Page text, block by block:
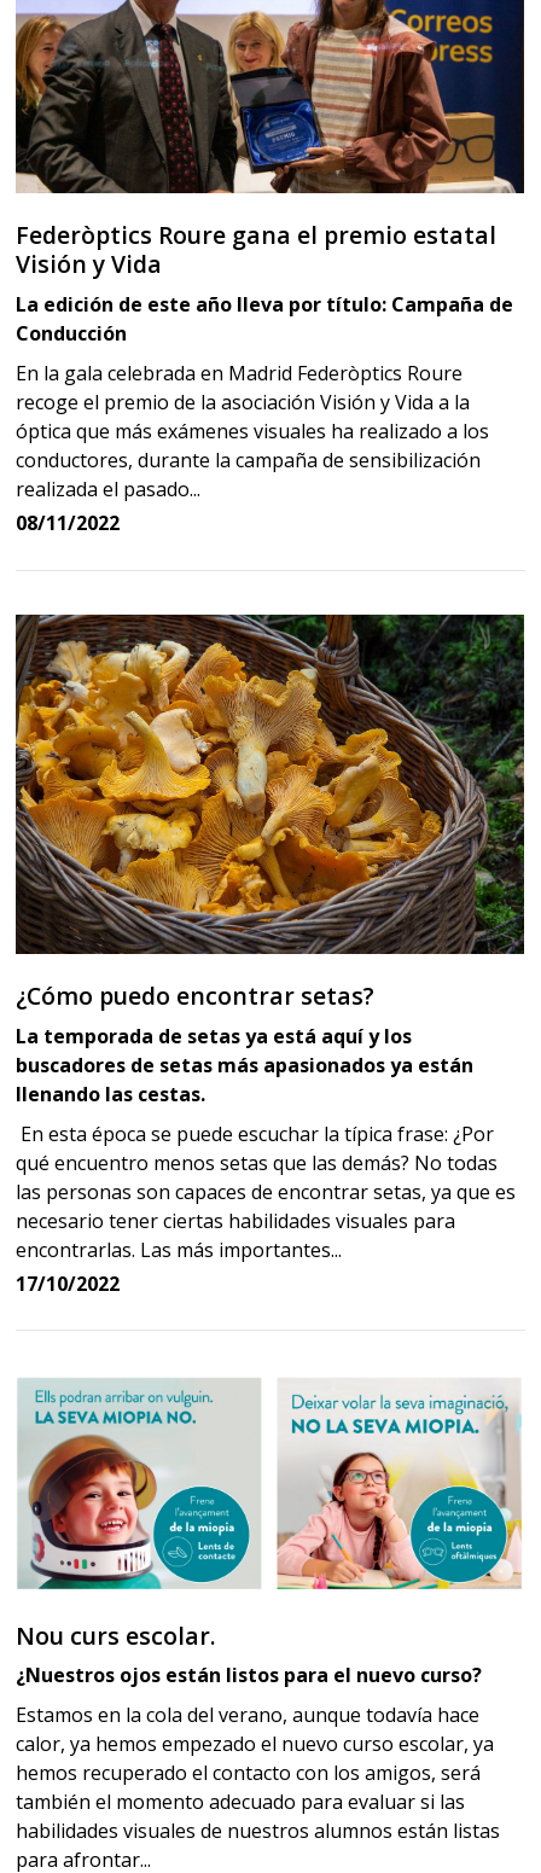
Federòptics Roure gana el premio estatal
Visión y Vida
La edición de este año lleva por título: Campaña de
Conducción
En la gala celebrada en Madrid Federòptics Roure
recoge el premio de la asociación Visión y Vida a la
óptica que más exámenes visuales ha realizado a los
conductores, durante la campaña de sensibilización
realizada el pasado...
08/11/2022
¿Cómo puedo encontrar setas?
La temporada de setas ya está aquí y los
buscadores de setas más apasionados ya están
llenando las cestas.
En esta época se puede escuchar la típica frase: ¿Por
qué encuentro menos setas que las demás? No todas
las personas son capaces de encontrar setas, ya que es
necesario tener ciertas habilidades visuales para
encontrarlas. Las más importantes...
17/10/2022
Nou curs escolar.
¿Nuestros ojos están listos para el nuevo curso?
Estamos en la cola del verano, aunque todavía hace
calor, ya hemos empezado el nuevo curso escolar, ya
hemos recuperado el contacto con los amigos, será
también el momento adecuado para evaluar si las
habilidades visuales de nuestros alumnos están listas
para afrontar...